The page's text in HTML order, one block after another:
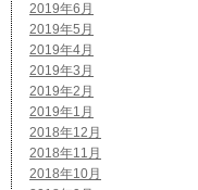
2019年6月
2019年5月
2019年4月
2019年3月
2019年2月
2019年1月
2018年12月
2018年11月
2018年10月